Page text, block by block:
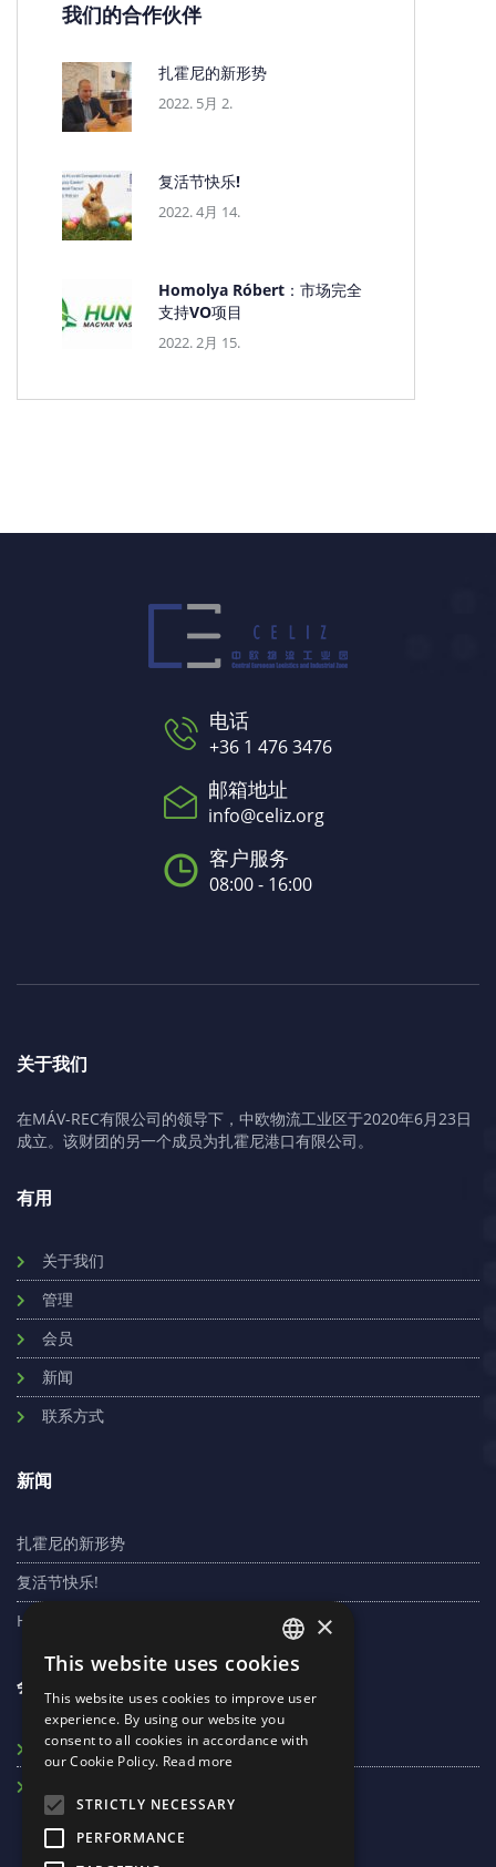
我们的合作伙伴
扎霍尼的新形势
2022. 5月 2.
复活节快乐!
2022. 4月 14.
Homolya Róbert：市场完全
支持VO项目
2022. 2月 15.
电话
+36 1 476 3476
邮箱地址
info@celiz.org
客户服务
08:00 - 16:00
关于我们
在MÁV-REC有限公司的领导下，中欧物流工业区于2020年6月23日
成立。该财团的另一个成员为扎霍尼港口有限公司。
有用
关于我们
管理
会员
新闻
联系方式
新闻
扎霍尼的新形势
复活节快乐!
Homolya Róbert：市场完全支持VO项目
会员
Máv-Rec Kft.
ENGLISH
RUSSIAN
HUNGARIAN
×
This website uses cookies
This website uses cookies to improve user
experience. By using our website you
consent to all cookies in accordance with
our Cookie Policy. Read more
STRICTLY NECESSARY
PERFORMANCE